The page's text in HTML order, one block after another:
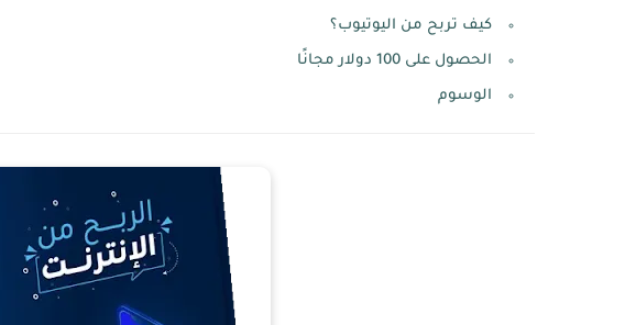
كيف تربح من اليوتيوب؟
الحصول على 100 دولار مجانًا
الوسوم